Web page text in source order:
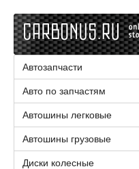
Автозапчасти
Авто по запчастям
Автошины легковые
Автошины грузовые
Диски колесные